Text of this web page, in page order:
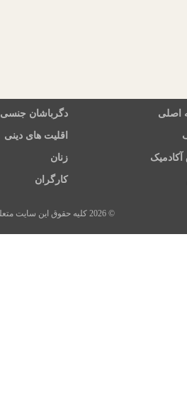
اصلی دگرباشان جنسی
اقلیت های دینی
زنان
کارگران
© 2026 کلیه حقوق این سایت متعلق به خبرگزاری هرانا، ارگان خبری مجموعه فعالان حقوق بشر در ایران است